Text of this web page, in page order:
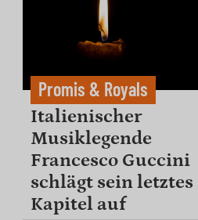
Promis & Royals
Italienischer
Musiklegende
Francesco Guccini
schlägt sein letztes
Kapitel auf